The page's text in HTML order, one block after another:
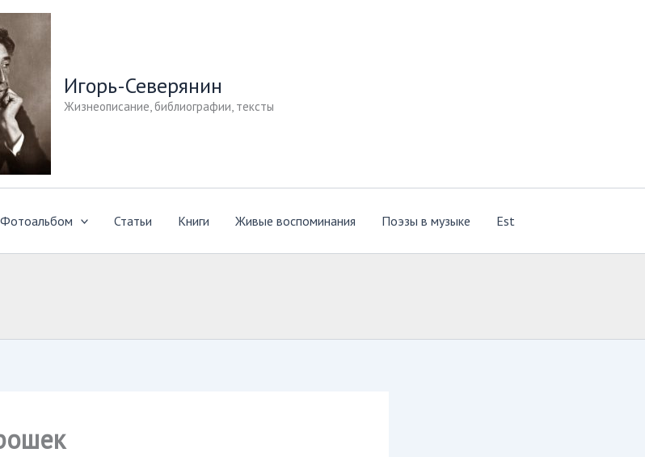
Игорь-Северянин
Жизнеописание, библиографии, тексты
Фотоальбом Статьи Книги Живые воспоминания Поэзы в музыке Est